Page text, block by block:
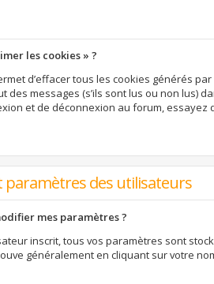
les cookies » ?
d’effacer tous les cookies générés
des messages (s’ils sont lus ou non
et de déconnexion au forum, essayez
paramètres des utilisateurs
mes paramètres ?
inscrit, tous vos paramètres sont
généralement en cliquant sur votre